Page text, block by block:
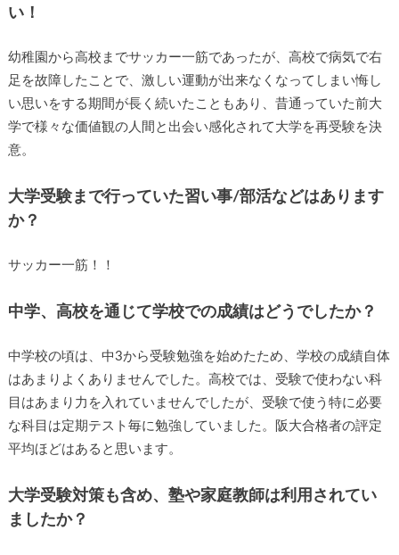
い！
幼稚園から高校までサッカー一筋であったが、高校で病気で右
足を故障したことで、激しい運動が出来なくなってしまい悔し
い思いをする期間が長く続いたこともあり、昔通っていた前大
学で様々な価値観の人間と出会い感化されて大学を再受験を決
意。
大学受験まで行っていた習い事/部活などはあります
か？
サッカー一筋！！
中学、高校を通じて学校での成績はどうでしたか？
中学校の頃は、中3から受験勉強を始めたため、学校の成績自体
はあまりよくありませんでした。高校では、受験で使わない科
目はあまり力を入れていませんでしたが、受験で使う特に必要
な科目は定期テスト毎に勉強していました。阪大合格者の評定
平均ほどはあると思います。
大学受験対策も含め、塾や家庭教師は利用されてい
ましたか？